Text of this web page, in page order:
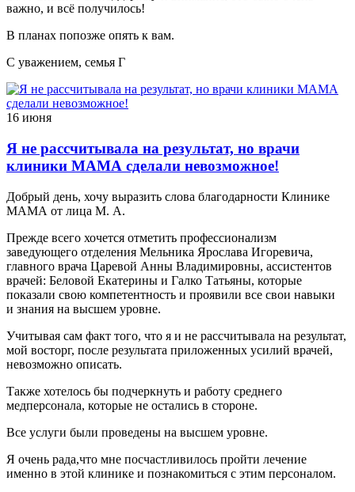
важно, и всё получилось!
В планах попозже опять к вам.
С уважением, семья Г
16 июня
Я не рассчитывала на результат, но врачи
клиники МАМА сделали невозможное!
Добрый день, хочу выразить слова благодарности Клинике
МАМА от лица М. А.
Прежде всего хочется отметить профессионализм
заведующего отделения Мельника Ярослава Игоревича,
главного врача Царевой Анны Владимировны, ассистентов
врачей: Беловой Екатерины и Галко Татьяны, которые
показали свою компетентность и проявили все свои навыки
и знания на высшем уровне.
Учитывая сам факт того, что я и не рассчитывала на результат,
мой восторг, после результата приложенных усилий врачей,
невозможно описать.
Также хотелось бы подчеркнуть и работу среднего
медперсонала, которые не остались в стороне.
Все услуги были проведены на высшем уровне.
Я очень рада,что мне посчастливилось пройти лечение
именно в этой клинике и познакомиться с этим персоналом.